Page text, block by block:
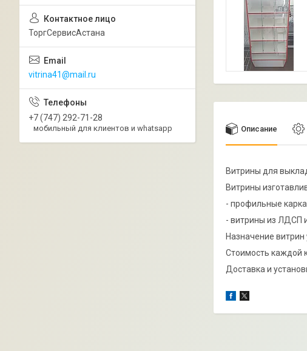
Описание
Витрины для
Витрины
- профильные
- витрины из ЛДСП и
Назначение витрин
Стоимость каждой
Доставка и
ТоргСервисАстана
vitrina41@mail.ru
+7 (747) 292-71-28
мобильный для клиентов и whatsapp